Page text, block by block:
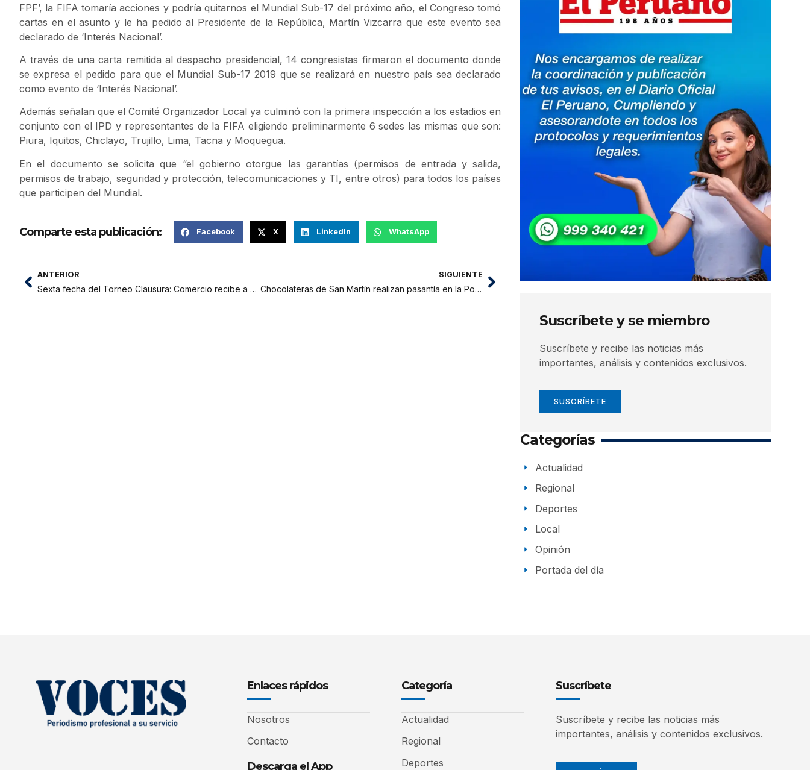
FPF’, la FIFA tomaría acciones y podría quitarnos el Mundial Sub-17 del próximo año, el Congreso tomó
cartas en el asunto y le ha pedido al Presidente de la República, Martín Vizcarra que este evento sea
declarado de ‘Interés Nacional’.
A través de una carta remitida al despacho presidencial, 14 congresistas firmaron el documento donde
se expresa el pedido para que el Mundial Sub-17 2019 que se realizará en nuestro país sea declarado
como evento de ‘Interés Nacional’.
Además señalan que el Comité Organizador Local ya culminó con la primera inspección a los estadios en
conjunto con el IPD y representantes de la FIFA eligiendo preliminarmente 6 sedes las mismas que son:
Piura, Iquitos, Chiclayo, Trujillo, Lima, Tacna y Moquegua.
En el documento se solicita que “el gobierno otorgue las garantías (permisos de entrada y salida,
permisos de trabajo, seguridad y protección, telecomunicaciones y TI, entre otros) para todos los países
que participen del Mundial.
Comparte esta publicación: Facebook X LinkedIn WhatsApp
ANTERIOR
Sexta fecha del Torneo Clausura: Comercio recibe a Deportivo Municipal
SIGUIENTE
Chocolateras de San Martín realizan pasantía en la Pontificia Universidad Católica
Suscríbete y se miembro
Suscríbete y recibe las noticias más
importantes, análisis y contenidos exclusivos.
SUSCRÍBETE
Categorías
Actualidad
Regional
Deportes
Local
Opinión
Portada del día
Enlaces rápidos
Nosotros
Contacto
Descarga el App
Categoría
Actualidad
Regional
Deportes
Suscríbete
Suscríbete y recibe las noticias más
importantes, análisis y contenidos exclusivos.